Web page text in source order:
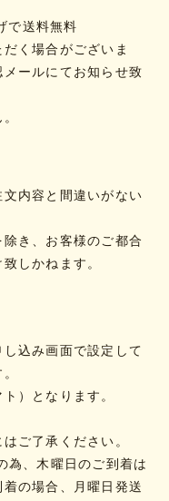
で送料無料
く場合がございま
ールにてお知らせ致
内容と間違いがない
き、お客様のご都合
しかねます。
込み画面で設定して
）となります。
ご了承ください。
為、木曜日のご到着は
の場合、月曜日発送